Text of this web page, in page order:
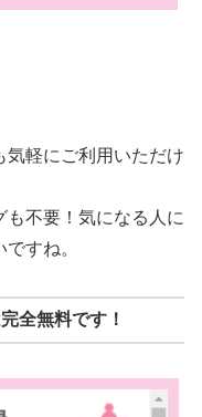
軽にご利用いただけ
も不要！気になる人に
すね。
全無料です！